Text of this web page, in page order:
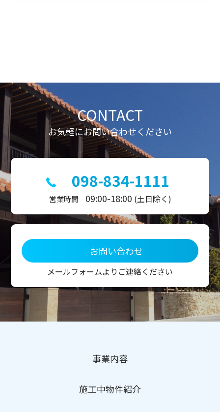
CONTACT
お気軽にお問い合わせください
098-834-1111
営業時間 09:00-18:00 (土日除く)
お問い合わせ
メールフォームよりご連絡ください
事業内容
施工中物件紹介